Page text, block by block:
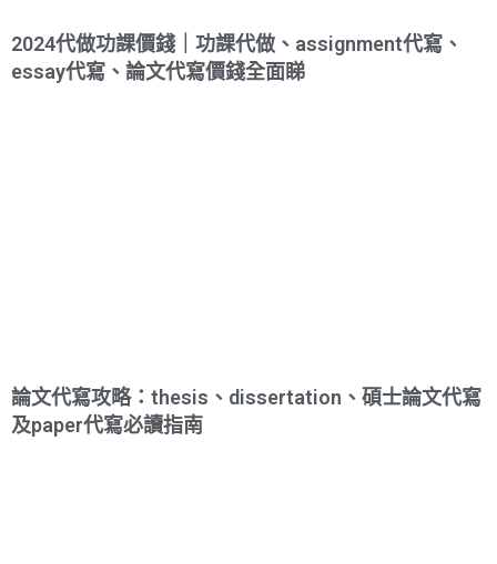
2024代做功課價錢｜功課代做、assignment代寫、
essay代寫、論文代寫價錢全面睇
論文代寫攻略：thesis、dissertation、碩士論文代寫
及paper代寫必讀指南